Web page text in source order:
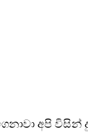
අපි විසින්